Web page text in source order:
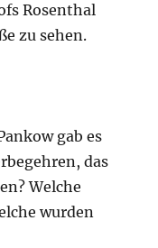
Rosenthal
zu sehen.
gab es
das
Welche
wurden